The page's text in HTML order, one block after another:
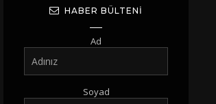
HABER BÜLTENI
Ad
Soyad